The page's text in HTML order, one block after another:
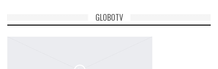
GLOBOTV